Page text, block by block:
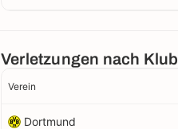
Verletzungen nach Klub
Verein
Dortmund